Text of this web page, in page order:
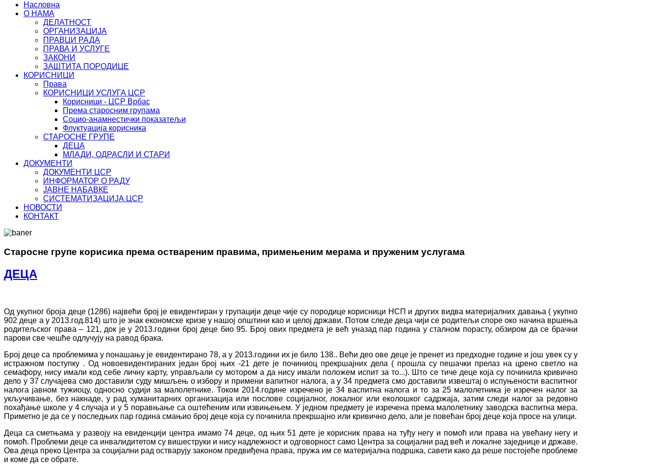
Насловна
О НАМА
ДЕЛАТНОСТ
ОРГАНИЗАЦИЈА
ПРАВЦИ РАДА
ПРАВА И УСЛУГЕ
ЗАКОНИ
ЗАШТИТА ПОРОДИЦЕ
КОРИСНИЦИ
Права
КОРИСНИЦИ УСЛУГА ЦСР
Корисници - ЦСР Врбас
Према старосним групама
Социо-анамнестички показатељи
Флуктуација корисника
СТАРОСНЕ ГРУПЕ
ДЕЦА
МЛАДИ, ОДРАСЛИ И СТАРИ
ДОКУМЕНТИ
ДОКУМЕНТИ ЦСР
ИНФОРМАТОР О РАДУ
ЈАВНЕ НАБАВКЕ
СИСТЕМАТИЗАЦИЈА ЦСР
НОВОСТИ
КОНТАКТ
Старосне групе корисика према оствареним правима, примењеним мерама и пруженим услугама
ДЕЦА
Од укупног броја деце (1286) највећи број је евидентиран у групацији деце чије су породице корисници НСП и других видва материјалних давања ( укупно
902 деце а у 2013.год.814) што је знак економске кризе у нашој општини као и целој држави. Потом следе деца чији се родитељи споре око начина вршења
родитељског права – 121, док је у 2013.години број деце био 95. Број ових предмета је већ уназад пар година у сталном порасту, обзиром да се брачни
парови све чешће одлучују на равод брака.
Број деце са проблемима у понашању је евидентирано 78, а у 2013.години их је било 138.. Већи део ове деце је пренет из предходне године и још увек су у
истражном поступку . Од новоевидентираних један број њих -21 дете је починиоц прекршајних дела ( прошла су пешачки прелаз на црено светло на
семафору, нису имали код себе личну карту, управљали су мотором а да нису имали положем испит за то...). Што се тиче деце која су починила кривично
дело у 37 случајева смо доставили суду мишљењ о избору и примени вапитног налога, а у 34 предмета смо доставили извештај о испуњености васпитног
налога јавном тужиоцу, односно судији за малолетнике. Током 2014.године изречено је 34 васпитна налога и то за 25 малолетника је изречен налог за
укључивање, без накнаде, у рад хуманитарних организација или послове социјалног, локалног или еколошког садржаја, затим следи налог за редовно
похађање школе у 4 случаја и у 5 поравњање са оштећеним или извињењем. У једном предмету је изречена према малолетнику заводска васпитна мера.
Приметно је да се у последњих пар година смањио број деце која су починила прекршајно или кривично дело, али је повећан број деце која просе на улици.
Деца са сметњама у развоју на евиденцији центра имамо 74 деце, од њих 51 дете је корисник права на туђу негу и помоћ или права на увећану негу и
помоћ. Проблеми деце са инвалидитетом су вишеструки и нису надлежност и одговорност само Центра за социјални рад већ и локалне заједнице и државе.
Ова деца преко Центра за социјални рад остварују законом предвиђена права, пружа им се материјална подршка, савети како да реше постојеће проблеме
и коме да се обрате.